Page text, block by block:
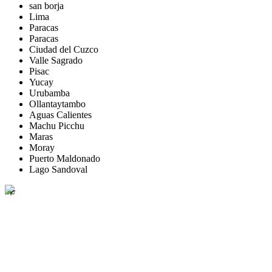
san borja
Lima
Paracas
Paracas
Ciudad del Cuzco
Valle Sagrado
Pisac
Yucay
Urubamba
Ollantaytambo
Aguas Calientes
Machu Picchu
Maras
Moray
Puerto Maldonado
Lago Sandoval